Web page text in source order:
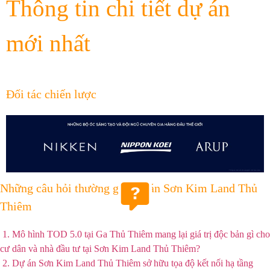
Thông tin chi tiết dự án
mới nhất
Đối tác chiến lược
Những câu hỏi thường gặp dự án Sơn Kim Land Thủ
Thiêm
1. Mô hình TOD 5.0 tại Ga Thủ Thiêm mang lại giá trị độc bản gì cho
cư dân và nhà đầu tư tại Sơn Kim Land Thủ Thiêm?
2. Dự án Sơn Kim Land Thủ Thiêm sở hữu tọa độ kết nối hạ tầng